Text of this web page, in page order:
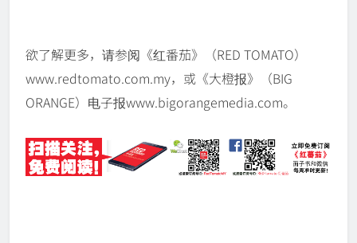
欲了解更多，请参阅《红番茄》（RED TOMATO）
www.redtomato.com.my，或《大橙报》（BIG
ORANGE）电子报www.bigorangemedia.com。